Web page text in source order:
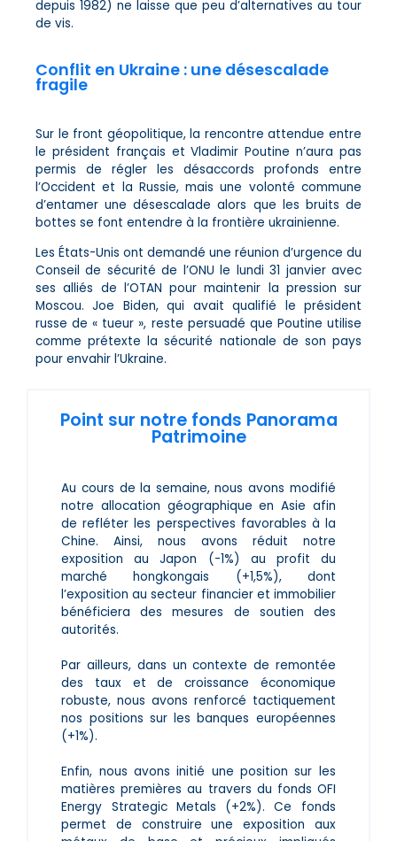
depuis 1982) ne laisse que peu d’alternatives au tour
de vis.
Conflit en Ukraine : une désescalade
fragile
Sur le front géopolitique, la rencontre attendue entre
le président français et Vladimir Poutine n’aura pas
permis de régler les désaccords profonds entre
l’Occident et la Russie, mais une volonté commune
d’entamer une désescalade alors que les bruits de
bottes se font entendre à la frontière ukrainienne.
Les États-Unis ont demandé une réunion d’urgence du
Conseil de sécurité de l’ONU le lundi 31 janvier avec
ses alliés de l’OTAN pour maintenir la pression sur
Moscou. Joe Biden, qui avait qualifié le président
russe de « tueur », reste persuadé que Poutine utilise
comme prétexte la sécurité nationale de son pays
pour envahir l’Ukraine.
Point sur notre fonds Panorama
Patrimoine
Au cours de la semaine, nous avons modifié
notre allocation géographique en Asie afin
de refléter les perspectives favorables à la
Chine. Ainsi, nous avons réduit notre
exposition au Japon (-1%) au profit du
marché hongkongais (+1,5%), dont
l’exposition au secteur financier et immobilier
bénéficiera des mesures de soutien des
autorités.
Par ailleurs, dans un contexte de remontée
des taux et de croissance économique
robuste, nous avons renforcé tactiquement
nos positions sur les banques européennes
(+1%).
Enfin, nous avons initié une position sur les
matières premières au travers du fonds OFI
Energy Strategic Metals (+2%). Ce fonds
permet de construire une exposition aux